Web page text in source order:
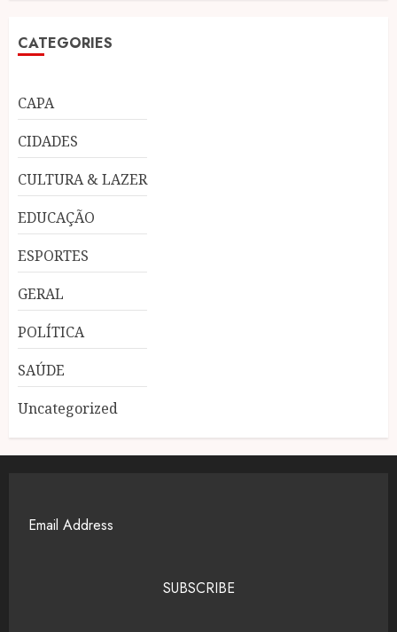
CATEGORIES
CAPA
CIDADES
CULTURA & LAZER
EDUCAÇÃO
ESPORTES
GERAL
POLÍTICA
SAÚDE
Uncategorized
SUBSCRIBE